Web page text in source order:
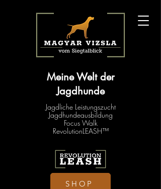
Meine Welt der
Jagdhunde
Jagdliche Leistungszucht
Jagdhundeausbildung
Focus Walk
RevolutionLEASH™
SHOP